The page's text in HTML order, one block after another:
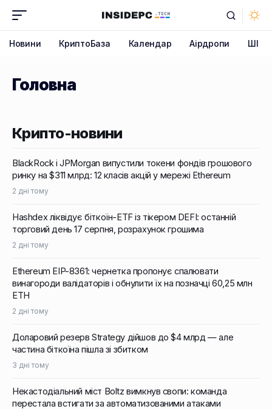
Новини КриптоБаза Календар Аірдропи ШІ
Головна
Крипто-новини
BlackRock і JPMorgan випустили токени фондів грошового
ринку на $311 млрд: 12 класів акцій у мережі Ethereum
2 дні тому
Hashdex ліквідує біткоїн-ETF із тікером DEFI: останній
торговий день 17 серпня, розрахунок грошима
2 дні тому
Ethereum EIP-8361: чернетка пропонує спалювати
винагороди валідаторів і обнулити їх на позначці 60,25 млн
ETH
2 дні тому
Доларовий резерв Strategy дійшов до $4 млрд — але
частина біткоїна пішла зі збитком
3 дні тому
Некастодіальний міст Boltz вимкнув свопи: команда
перестала встигати за автоматизованими атаками